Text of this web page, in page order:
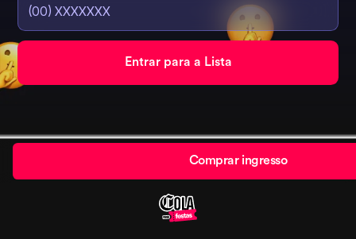
Comprar ingresso